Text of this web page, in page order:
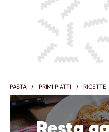
PASTA PRIMI PIATTI RICETTE